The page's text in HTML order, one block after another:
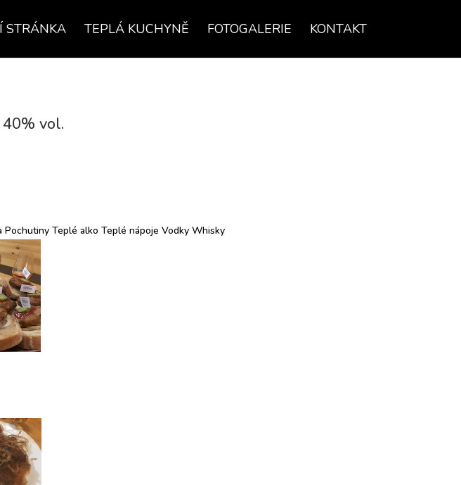
STRÁNKA TEPLÁ KUCHYNĚ FOTOGALERIE KONTAKT
vol.
Pochutiny Teplé alko Teplé nápoje Vodky Whisky